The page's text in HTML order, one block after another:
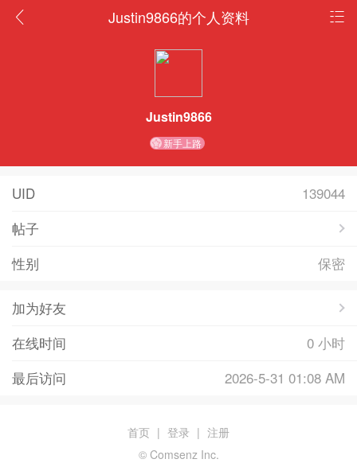
Justin9866的个人资料
Justin9866
新手上路
UID
139044
帖子
性别
保密
加为好友
在线时间
0 小时
最后访问
2026-5-31 01:08 AM
首页 | 登录 | 注册
© Comsenz Inc.